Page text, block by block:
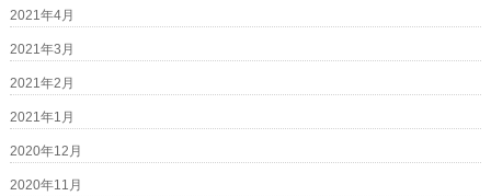
2021年4月
2021年3月
2021年2月
2021年1月
2020年12月
2020年11月